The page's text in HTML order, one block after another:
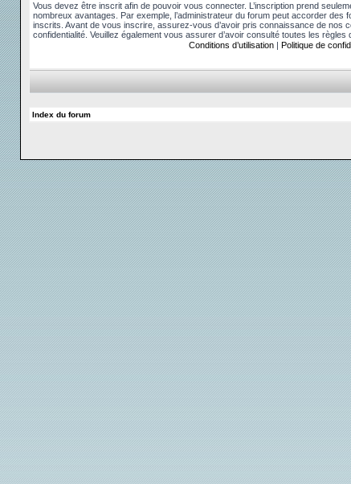
Vous devez être inscrit afin de pouvoir vous connecter. L’inscription prend
nombreux avantages. Par exemple, l’administrateur du forum peut accorder des
inscrits. Avant de vous inscrire, assurez-vous d’avoir pris connaissance de nos
confidentialité. Veuillez également vous assurer d’avoir consulté toutes les règles
Conditions d’utilisation| Politique de
Index du forum